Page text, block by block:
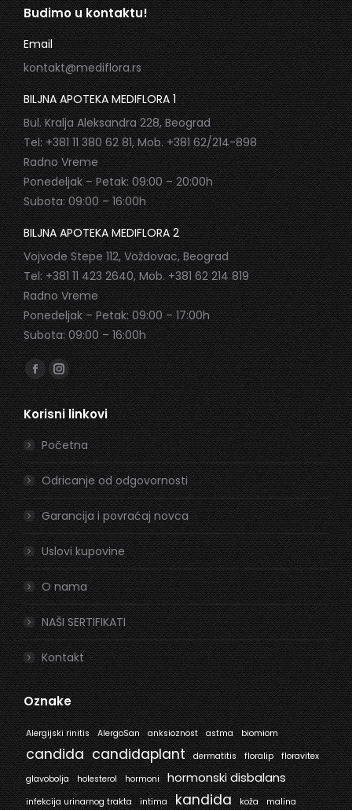
Budimo u kontaktu!
Email
kontakt@mediflora.rs
BILJNA APOTEKA MEDIFLORA 1
Bul. Kralja Aleksandra 228, Beograd
Tel: +381 11 380 62 81, Mob. +381 62/214-898
Radno Vreme
Ponedeljak – Petak: 09:00 – 20:00h
Subota: 09:00 – 16:00h
BILJNA APOTEKA MEDIFLORA 2
Vojvode Stepe 112, Voždovac, Beograd
Tel: +381 11 423 2640, Mob. +381 62 214 819
Radno Vreme
Ponedeljak – Petak: 09:00 – 17:00h
Subota: 09:00 – 16:00h
Find us on:
Facebook
page
opens
in
new
window
Instagram
page
opens
in
new
window
Korisni linkovi
Početna
Odricanje od odgovornosti
Garancija i povraćaj novca
Uslovi kupovine
O nama
NAŠI SERTIFIKATI
Kontakt
Oznake
Alergijski rinitis AlergoSan anksioznost astma biomiom
candida candidaplant dermatitis floralip
floravitex
glavobolja
holesterol hormoni hormonski disbalans
infekcija urinarnog trakta intima kandida koža malina